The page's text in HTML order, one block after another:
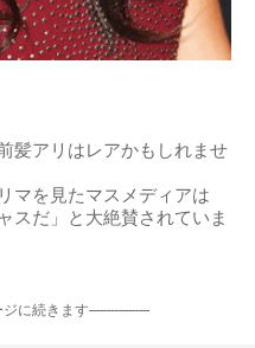
髪アリはレアかもしれませ
マを見たマスメディアは
スだ」と大絶賛されていま
に続きます-----------------